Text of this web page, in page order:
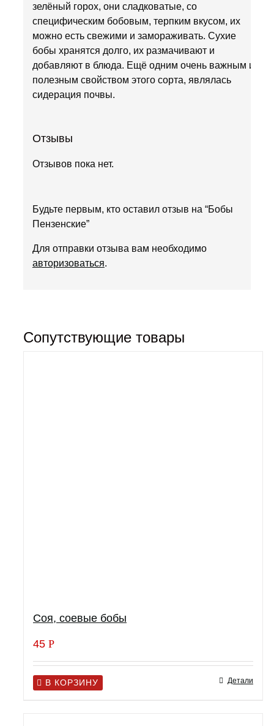
зелёный горох, они сладковатые, со
специфическим бобовым, терпким вкусом, их
можно есть свежими и замораживать. Сухие
бобы хранятся долго, их размачивают и
добавляют в блюда. Ещё одним очень важным и
полезным свойством этого сорта, являлась
сидерация почвы.
Отзывы
Отзывов пока нет.
Будьте первым, кто оставил отзыв на “Бобы
Пензенские”
Для отправки отзыва вам необходимо
авторизоваться.
Сопутствующие товары
Соя, соевые бобы
45 Р
В КОРЗИНУ Детали